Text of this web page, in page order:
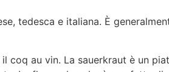
tedesca e italiana. È
coq au vin. La sauerkraut è un